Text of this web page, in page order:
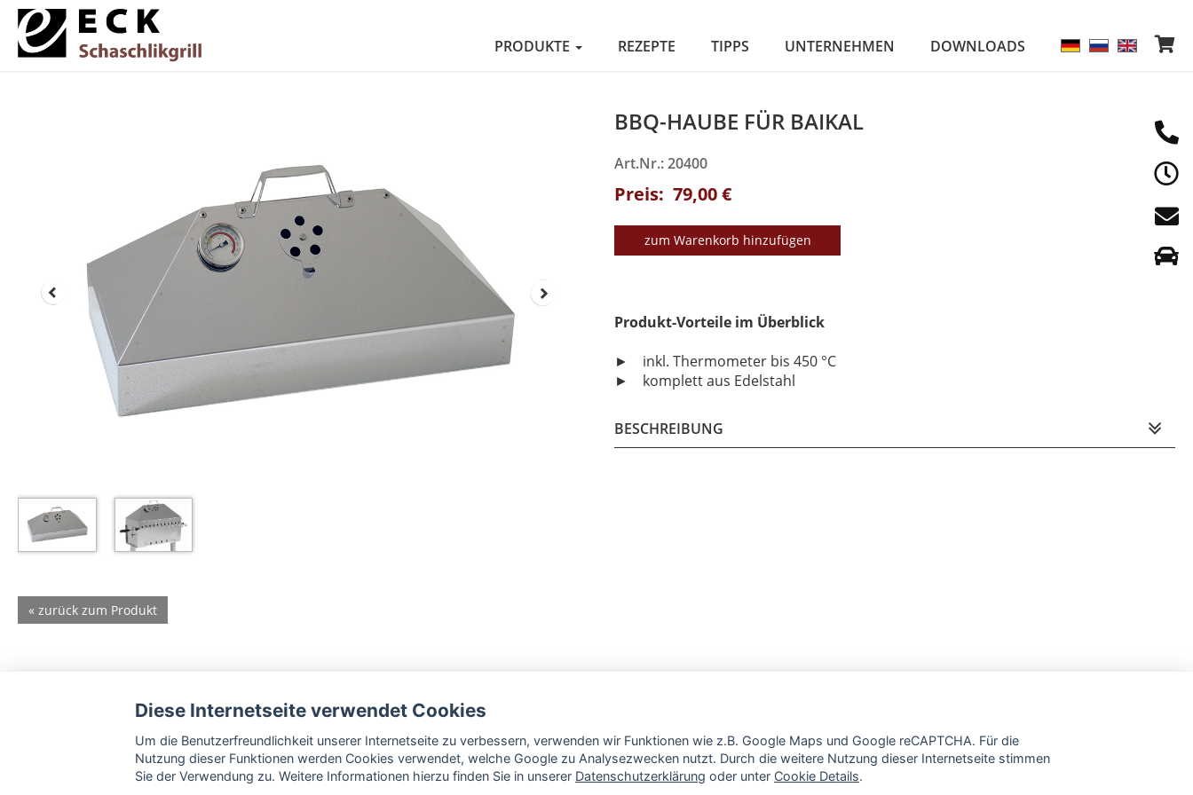
PRODUKTE REZEPTE TIPPS UNTERNEHMEN DOWNLOADS
BBQ-HAUBE FÜR BAIKAL
Art.Nr.: 20400
Preis: 79,00 €
zum Warenkorb hinzufügen
Produkt-Vorteile im Überblick
► inkl. Thermometer bis 450 °C
► komplett aus Edelstahl
BESCHREIBUNG
« zurück zum Produkt
Diese Internetseite verwendet Cookies
Um die Benutzerfreundlichkeit unserer Internetseite zu verbessern, verwenden wir Funktionen wie z.B. Google Maps und Google reCAPTCHA. Für die
Nutzung dieser Funktionen werden Cookies verwendet, welche Google zu Analysezwecken nutzt. Durch die weitere Nutzung dieser Internetseite stimmen
Sie der Verwendung zu. Weitere Informationen hierzu finden Sie in unserer Datenschutzerklärung oder unter Cookie Details.